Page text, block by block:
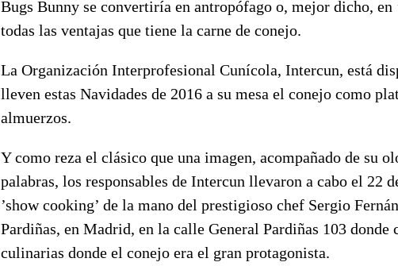
Bugs Bunny se convertiría en antropófago o, mejor dicho, en
todas las ventajas que tiene la carne de conejo.
La Organización Interprofesional Cunícola, Intercun, está
lleven estas Navidades de 2016 a su mesa el conejo como
almuerzos.
Y como reza el clásico que una imagen, acompañado de su
palabras, los responsables de Intercun llevaron a cabo el 22
’show cooking’ de la mano del prestigioso chef Sergio
Pardiñas, en Madrid, en la calle General Pardiñas 103 donde
culinarias donde el conejo era el gran protagonista.